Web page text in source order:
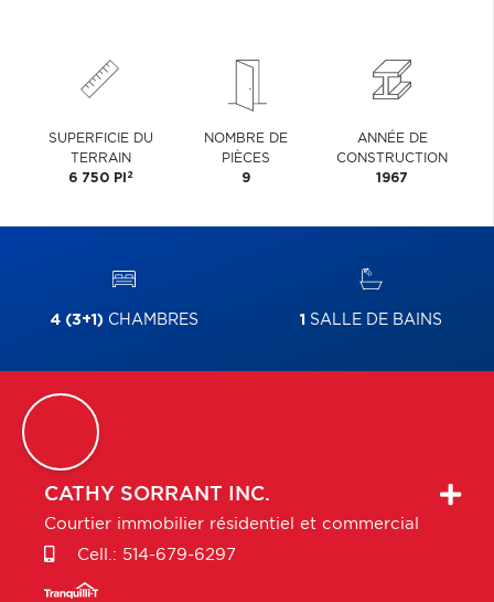
SUPERFICIE DU
TERRAIN
6 750 PI 2
NOMBRE DE
PIÈCES
9
ANNÉE DE
CONSTRUCTION
1967
4 (3+1) CHAMBRES 1 SALLE DE BAINS
CATHY SORRANT INC.
Courtier immobilier résidentiel et commercial
Cell.: 514-679-6297